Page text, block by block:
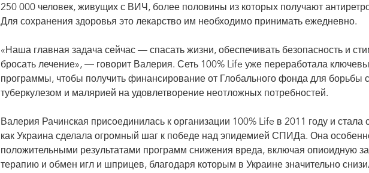
250 000 человек, живущих с ВИЧ, более половины из которых получают
Для сохранения здоровья это лекарство им необходимо принимать ежедневно.
«Наша главная задача сейчас — спасать жизни, обеспечивать безопасность и
бросать лечение», — говорит Валерия. Сеть 100% Life уже переработала
программы, чтобы получить финансирование от Глобального фонда для
туберкулезом и малярией на удовлетворение неотложных потребностей.
Валерия Рачинская присоединилась к организации 100% Life в 2011 году и стала
как Украина сделала огромный шаг к победе над эпидемией СПИДа. Она
положительными результатами программ снижения вреда, включая опиоидную
терапию и обмен игл и шприцев, благодаря которым в Украине значительно